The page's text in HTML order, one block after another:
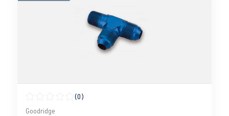
Calificación promedio de 0 de 5 estrellas
(0)
Goodridge